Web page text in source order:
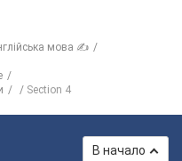
мова ✍
Section 4
В начало